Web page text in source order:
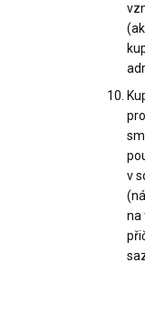
v
na